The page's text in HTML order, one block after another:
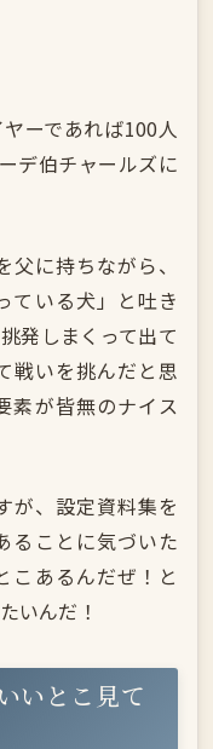
ーであれば100人
デ伯チャールズに
に持ちながら、
ている犬」と吐き
発しまくって出て
戦いを挑んだと思
素が皆無のナイス
が、設定資料集を
ることに気づいた
こあるんだぜ！と
いんだ！
いとこ見て